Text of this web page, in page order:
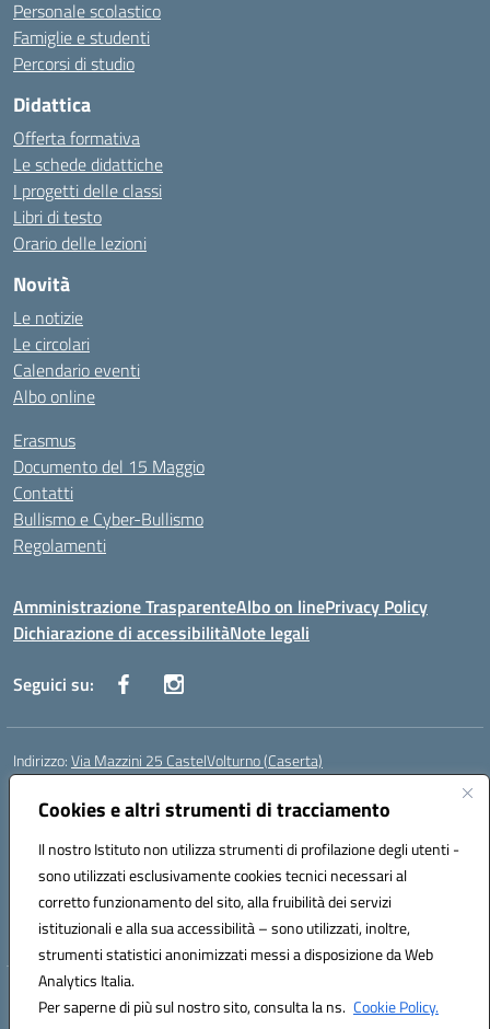
Cookies e altri strumenti di tracciamento
Il nostro Istituto non utilizza strumenti di profilazione degli utenti -
sono utilizzati esclusivamente cookies tecnici necessari al
corretto funzionamento del sito, alla fruibilità dei servizi
istituzionali e alla sua accessibilità – sono utilizzati, inoltre,
strumenti statistici anonimizzati messi a disposizione da Web
Analytics Italia.
Per saperne di più sul nostro sito, consulta la ns. Cookie Policy.
Personale scolastico
Famiglie e studenti
Percorsi di studio
Didattica
Offerta formativa
Le schede didattiche
I progetti delle classi
Libri di testo
Orario delle lezioni
Novità
Le notizie
Le circolari
Calendario eventi
Albo online
Erasmus
Documento del 15 Maggio
Contatti
Bullismo e Cyber-Bullismo
Regolamenti
Amministrazione TrasparenteAlbo on linePrivacy Policy
Dichiarazione di accessibilitàNote legali
Seguici su:
Indirizzo:Via Mazzini 25 CastelVolturno (Caserta)
Centralino:
Posta elettronica certificata (PEC):ceis014005@pec.istruzione.it
Codice fiscale: 93063510619
Codice meccanografico:CEIS014005
Codice Indice delle Pubbliche Amministrazioni (IPA): istsc_ceis014005
Codice unico di fatturazione (CUF): UOU8EW
Hosting & Powered by 3D Solution S.r.l.
Concept & Design by Designers Italia